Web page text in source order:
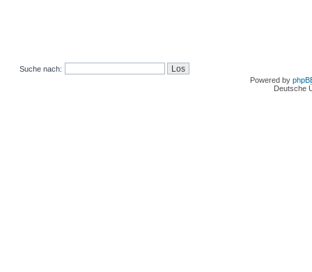
Suche nach:
Powered by
Deutsche